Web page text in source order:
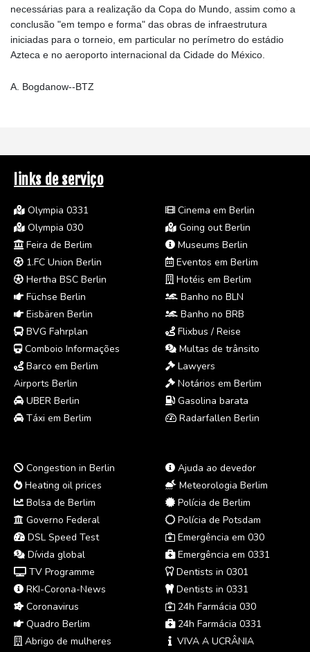
necessárias para a realização da Copa do Mundo, assim como a
conclusão "em tempo e forma" das obras de infraestrutura
iniciadas para o torneio, em particular no perímetro do estádio
Azteca e no aeroporto internacional da Cidade do México.
A. Bogdanow--BTZ
links de serviço
Olympia 0331
Olympia 030
Feira de Berlim
1.FC Union Berlin
Hertha BSC Berlin
Füchse Berlin
Eisbären Berlin
BVG Fahrplan
Comboio Informações
Barco em Berlim
Airports Berlin
UBER Berlin
Táxi em Berlim
Cinema em Berlin
Going out Berlin
Museums Berlin
Eventos em Berlim
Hotéis em Berlim
Banho no BLN
Banho no BRB
Flixbus / Reise
Multas de trânsito
Lawyers
Notários em Berlim
Gasolina barata
Radarfallen Berlin
Congestion in Berlin
Heating oil prices
Bolsa de Berlim
Governo Federal
DSL Speed Test
Dívida global
TV Programme
RKI-Corona-News
Coronavirus
Quadro Berlim
Abrigo de mulheres
Ajuda ao devedor
Meteorologia Berlim
Polícia de Berlim
Polícia de Potsdam
Emergência em 030
Emergência em 0331
Dentists in 0301
Dentists in 0331
24h Farmácia 030
24h Farmácia 0331
VIVA A UCRÂNIA